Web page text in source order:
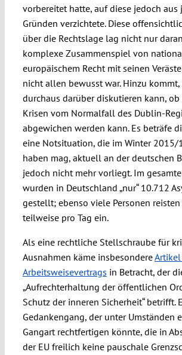
vorbereitet hatte, auf diese jedoch aus
Gründen verzichtete. Diese
über die Rechtslage lag nicht nur
komplexe Zusammenspiel von
europäischem Recht mit seinen
nicht allen bewusst war. Hinzu kommt,
durchaus darüber diskutieren kann,
Krisen vom Normalfall des Dublin-
abgewichen werden kann. Es beträfe
eine Notsituation, die im Winter 2015/
haben mag, aktuell an der deutschen
jedoch nicht mehr vorliegt. Im
wurden in Deutschland „nur“ 10.712
gestellt; ebenso viele Personen
teilweise pro Tag ein.
Als eine rechtliche Stellschraube für
Ausnahmen käme insbesondere
Arbeitsweisevertrags in Betracht, der
„Aufrechterhaltung der öffentlichen
Schutz der inneren Sicherheit“ betrifft.
Gedankengang, der unter Umständen
Gangart rechtfertigen könnte, die in
der EU freilich keine pauschale